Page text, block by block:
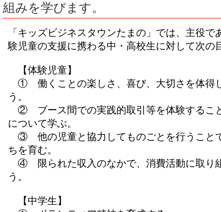
組みを学びます。
「キッズビジネスタウンたまの」では、主役
験児童の支援に携わる中・高校生に対して次の
【体験児童】
① 働くことの楽しさ、喜び、大切さを体得
う。
② ブース間での実践的取引等を体験するこ
について学ぶ。
③ 他の児童と協力してものごとを行うこと
ちを育む。
④ 限られた収入のなかで、消費活動に取り
う。
【中学生】